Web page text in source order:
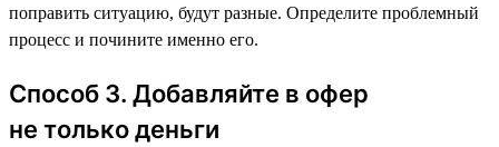
поправить ситуацию, будут разные. Определите проблемный
процесс и почините именно его.
Способ 3. Добавляйте в офер
не только деньги